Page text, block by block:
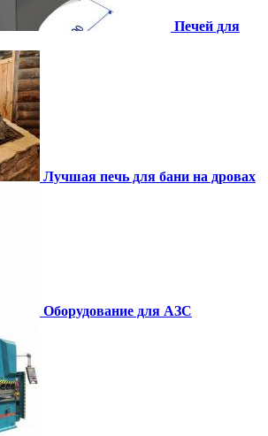
Печей для
Лучшая печь для бани на дровах
Оборудование для АЗС